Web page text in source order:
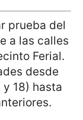
prueba del
a las calles
Ferial.
desde
18) hasta